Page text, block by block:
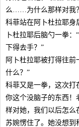
么……为什么那样对我
科菲站在阿卜杜拉耶身
卜杜拉耶后脑勺一拳
下得去手？”
阿卜杜拉耶被打得往
什么？”
科菲又是一拳，这次打
你这个没脑子的东西！
样对她，我们以后怎么
苏婉愣住了。她没想